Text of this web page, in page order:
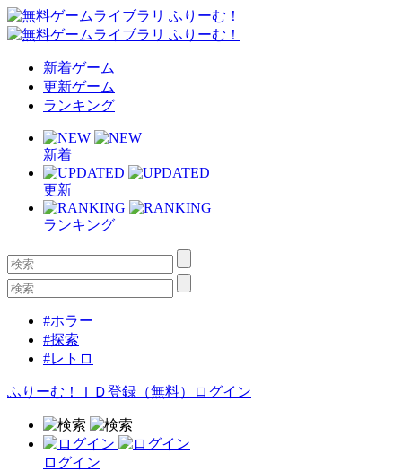
新着ゲーム
更新ゲーム
ランキング
新着
更新
ランキング
#ホラー
#探索
#レトロ
ふりーむ！ＩＤ登録（無料） ログイン
ログイン